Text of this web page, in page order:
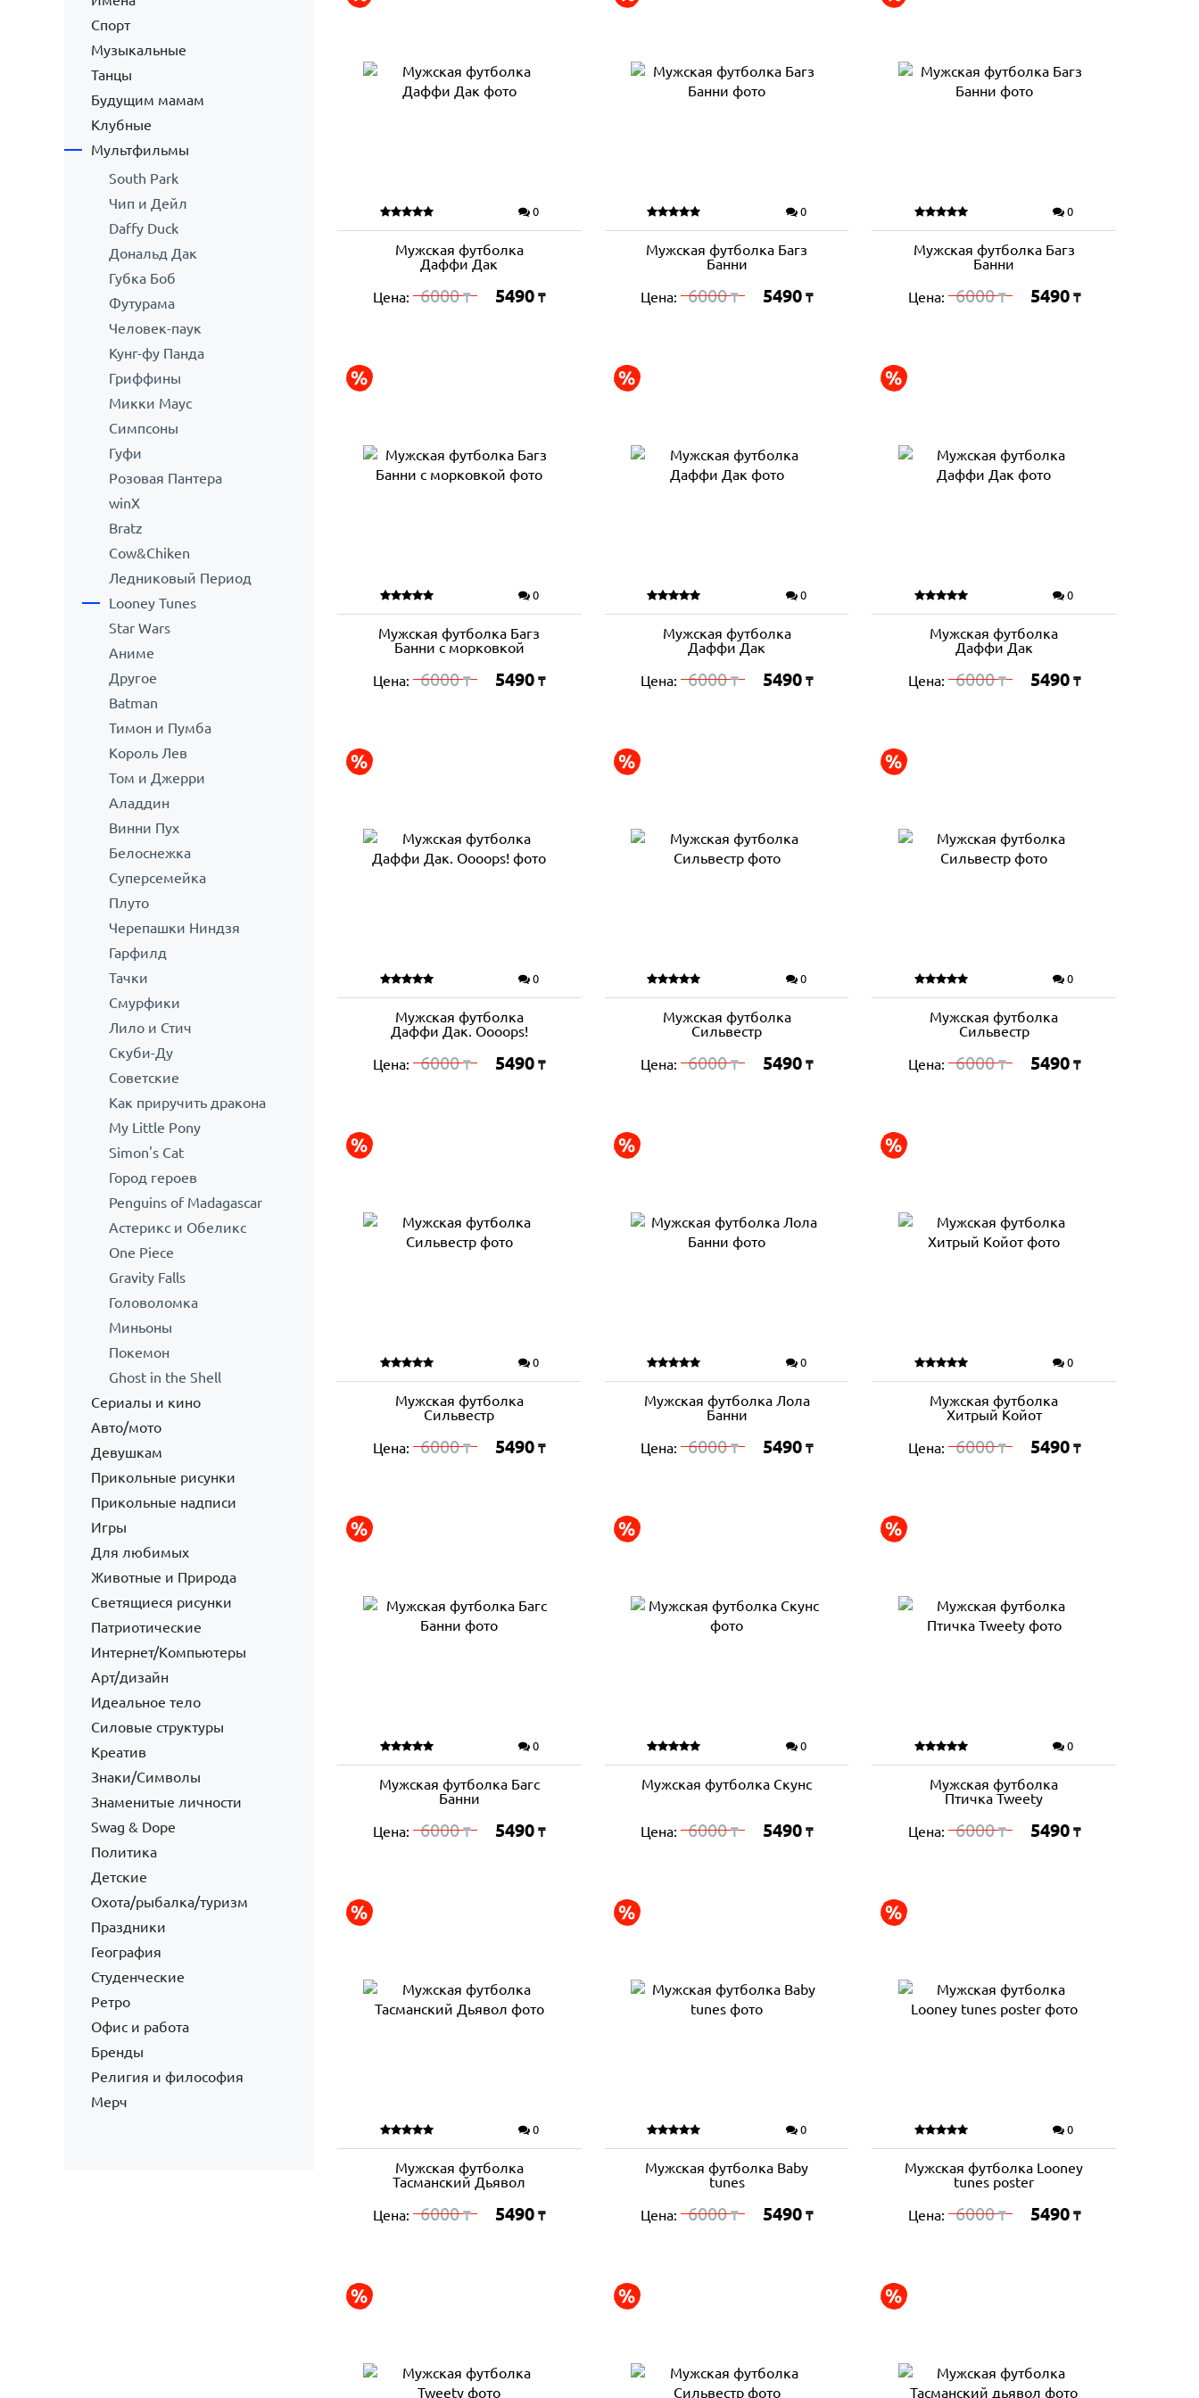
Спорт
Музыкальные
Танцы
Будущим мамам
Клубные
Мультфильмы
South Park
Чип и Дейл
Daffy Duck
Дональд Дак
Губка Боб
Футурама
Человек-паук
Кунг-фу Панда
Гриффины
Микки Маус
Симпсоны
Гуфи
Розовая Пантера
winX
Bratz
Cow&Chiken
Ледниковый Период
Looney Tunes
Star Wars
Аниме
Другое
Batman
Тимон и Пумба
Король Лев
Том и Джерри
Аладдин
Винни Пух
Белоснежка
Суперсемейка
Плуто
Черепашки Ниндзя
Гарфилд
Тачки
Смурфики
Лило и Стич
Скуби-Ду
Советские
Как приручить дракона
My Little Pony
Simon's Cat
Город героев
Penguins of Madagascar
Астерикс и Обеликс
One Piece
Gravity Falls
Головоломка
Миньоны
Покемон
Ghost in the Shell
Сериалы и кино
Авто/мото
Девушкам
Прикольные рисунки
Прикольные надписи
Игры
Для любимых
Животные и Природа
Светящиеся рисунки
Патриотические
Интернет/Компьютеры
Арт/дизайн
Идеальное тело
Силовые структуры
Креатив
Знаки/Символы
Знаменитые личности
Swag & Dope
Политика
Детские
Охота/рыбалка/туризм
Праздники
География
Студенческие
Ретро
Офис и работа
Бренды
Религия и философия
Мерч
0
Мужская футболка
Даффи Дак
Цена: 6000₸ 5490 ₸
0
Мужская футболка Багз
Банни
Цена: 6000₸ 5490 ₸
0
Мужская футболка Багз
Банни
Цена: 6000₸ 5490 ₸
0
Мужская футболка Багз
Банни с морковкой
Цена: 6000₸ 5490 ₸
0
Мужская футболка
Даффи Дак
Цена: 6000₸ 5490 ₸
0
Мужская футболка
Даффи Дак
Цена: 6000₸ 5490 ₸
0
Мужская футболка
Даффи Дак. Oooops!
Цена: 6000₸ 5490 ₸
0
Мужская футболка
Сильвестр
Цена: 6000₸ 5490 ₸
0
Мужская футболка
Сильвестр
Цена: 6000₸ 5490 ₸
0
Мужская футболка
Сильвестр
Цена: 6000₸ 5490 ₸
0
Мужская футболка Лола
Банни
Цена: 6000₸ 5490 ₸
0
Мужская футболка
Хитрый Койот
Цена: 6000₸ 5490 ₸
0
Мужская футболка Багс
Банни
Цена: 6000₸ 5490 ₸
0
Мужская футболка Скунс
Цена: 6000₸ 5490 ₸
0
Мужская футболка
Птичка Tweety
Цена: 6000₸ 5490 ₸
0
Мужская футболка
Тасманский Дьявол
Цена: 6000₸ 5490 ₸
0
Мужская футболка Baby
tunes
Цена: 6000₸ 5490 ₸
0
Мужская футболка Looney
tunes poster
Цена: 6000₸ 5490 ₸